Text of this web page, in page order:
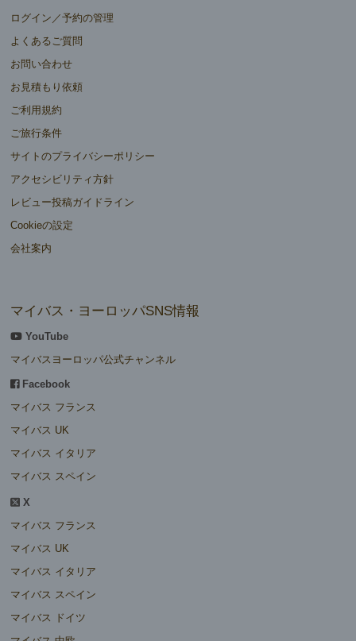
ログイン／予約の管理
よくあるご質問
お問い合わせ
お見積もり依頼
ご利用規約
ご旅行条件
サイトのプライバシーポリシー
アクセシビリティ方針
レビュー投稿ガイドライン
Cookieの設定
会社案内
マイバス・ヨーロッパSNS情報
YouTube
マイバスヨーロッパ公式チャンネル
Facebook
マイバス フランス
マイバス UK
マイバス イタリア
マイバス スペイン
X
マイバス フランス
マイバス UK
マイバス イタリア
マイバス スペイン
マイバス ドイツ